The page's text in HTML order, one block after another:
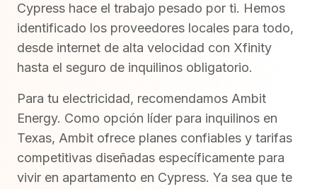
Cypress hace el trabajo pesado por ti. Hemos
identificado los proveedores locales para todo,
desde internet de alta velocidad con Xfinity
hasta el seguro de inquilinos obligatorio.
Para tu electricidad, recomendamos Ambit
Energy. Como opción líder para inquilinos en
Texas, Ambit ofrece planes confiables y tarifas
competitivas diseñadas específicamente para
vivir en apartamento en Cypress. Ya sea que te